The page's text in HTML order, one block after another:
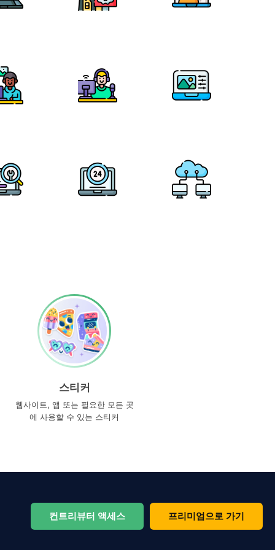
스티커
웹사이트, 앱 또는 필요한 모든 곳
에 사용할 수 있는 스티커
컨트리뷰터 액세스 프리미엄으로 가기